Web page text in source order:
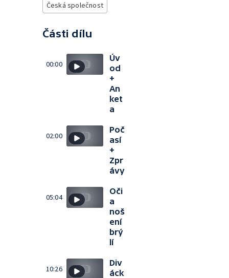
Česká společnost
Části dílu
00:00
Úv
od
+
An
ket
a
02:00
Poč
así
+
Zpr
ávy
05:04
Oči
a
noš
ení
brý
lí
10:26
Div
áck